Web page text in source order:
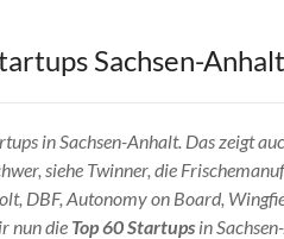
Sachsen-
in Sachsen-Anhalt. Das zeigt
siehe Twinner, die
DBF, Autonomy on Board,
nun die Top 60 Startups in